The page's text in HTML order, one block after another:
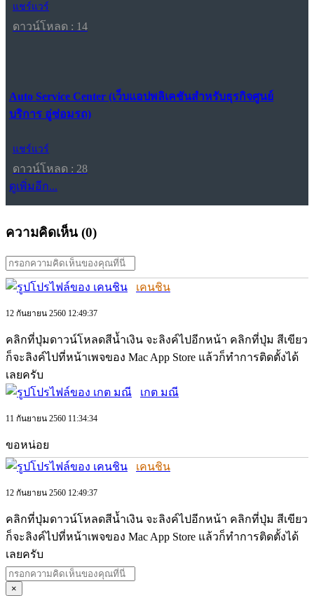
แชร์แวร์
ดาวน์โหลด : 14
Auto Service Center (เว็บแอปพลิเคชันสำหรับธุรกิจศูนย์
บริการ อู่ซ่อมรถ)
แชร์แวร์
ดาวน์โหลด : 28
ดูเพิ่มอีก...
ความคิดเห็น (0)
เคนชิน
12 กันยายน 2560 12:49:37
คลิกที่ปุ่มดาวน์โหลดสีน้ำเงิน จะลิงค์ไปอีกหน้า คลิกที่ปุ่ม สีเขียว
ก็จะลิงค์ไปที่หน้าเพจของ Mac App Store แล้วก็ทำการติดตั้งได้
เลยครับ
เกต มณี
11 กันยายน 2560 11:34:34
ขอหน่อย
เคนชิน
12 กันยายน 2560 12:49:37
คลิกที่ปุ่มดาวน์โหลดสีน้ำเงิน จะลิงค์ไปอีกหน้า คลิกที่ปุ่ม สีเขียว
ก็จะลิงค์ไปที่หน้าเพจของ Mac App Store แล้วก็ทำการติดตั้งได้
เลยครับ
×